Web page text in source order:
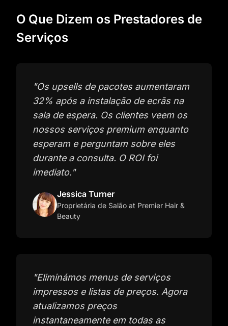
O Que Dizem os Prestadores de
Serviços
"Os upsells de pacotes aumentaram
32% após a instalação de ecrãs na
sala de espera. Os clientes veem os
nossos serviços premium enquanto
esperam e perguntam sobre eles
durante a consulta. O ROI foi
imediato."
Jessica Turner
Proprietária de Salão at Premier Hair &
Beauty
"Eliminámos menus de serviços
impressos e listas de preços. Agora
atualizamos preços
instantaneamente em todas as